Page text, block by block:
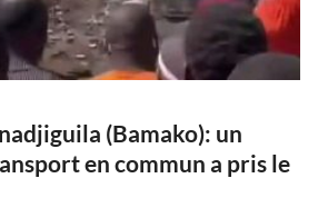
(Bamako): un
en commun a pris le